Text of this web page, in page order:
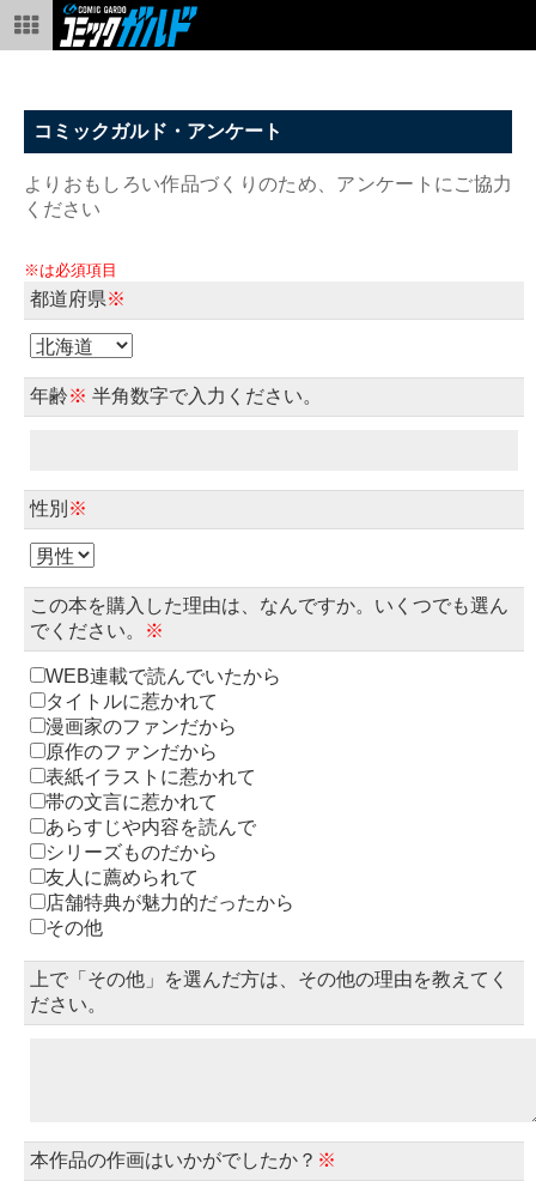
コミックガルド・アンケート
よりおもしろい作品づくりのため、アンケートにご協力
ください
※は必須項目
都道府県※
年齢※ 半角数字で入力ください。
性別 ※
この本を購入した理由は、なんですか。いくつでも選ん
でください。
※
WEB連載で読んでいたから
タイトルに惹かれて
漫画家のファンだから
原作のファンだから
表紙イラストに惹かれて
帯の文言に惹かれて
あらすじや内容を読んで
シリーズものだから
友人に薦められて
店舗特典が魅力的だったから
その他
上で「その他」を選んだ方は、その他の理由を教えてく
ださい。
本作品の作画はいかがでしたか？ ※